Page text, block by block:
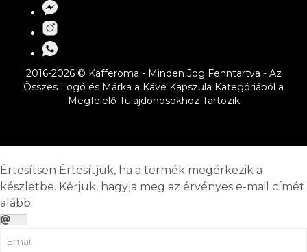
2016-2026 © Kafferoma - Minden Jog Fenntartva - Az
Összes Logó és Márka a Kávé Kapszula Kategóriából a
Megfelelő Tulajdonosokhoz Tartozik
Értesítsen Értesítjük, ha a termék megérkezik a
készletbe. Kérjük, hagyja meg az érvényes e-mail címét
alább.